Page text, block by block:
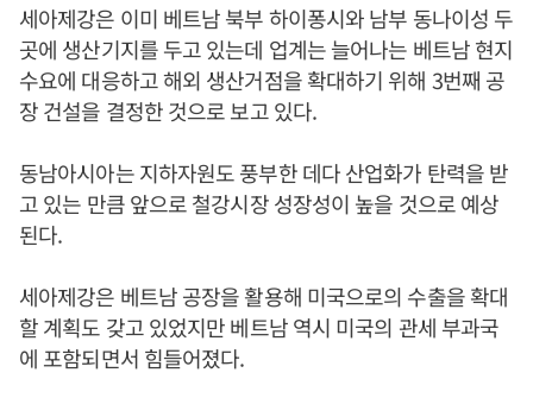
세아제강은 이미 베트남 북부 하이퐁시와 남부 동나이성 두
곳에 생산기지를 두고 있는데 업계는 늘어나는 베트남 현지
수요에 대응하고 해외 생산거점을 확대하기 위해 3번째 공
장 건설을 결정한 것으로 보고 있다.
동남아시아는 지하자원도 풍부한 데다 산업화가 탄력을 받
고 있는 만큼 앞으로 철강시장 성장성이 높을 것으로 예상
된다.
세아제강은 베트남 공장을 활용해 미국으로의 수출을 확대
할 계획도 갖고 있었지만 베트남 역시 미국의 관세 부과국
에 포함되면서 힘들어졌다.